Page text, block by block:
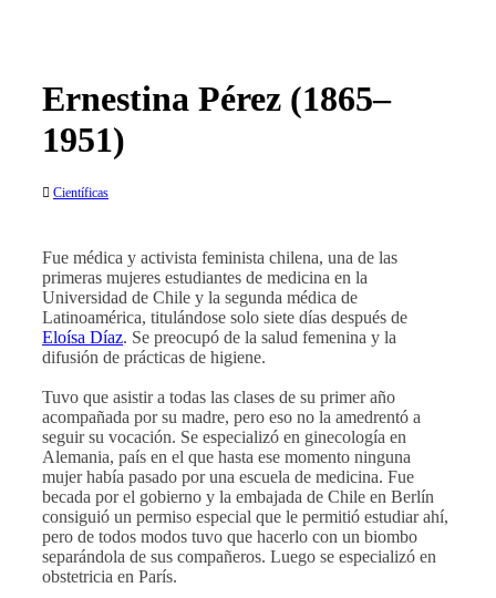
Ernestina Pérez (1865–
1951)
Científicas
Fue médica y activista feminista chilena, una de las
primeras mujeres estudiantes de medicina en la
Universidad de Chile y la segunda médica de
Latinoamérica, titulándose solo siete días después de
Eloísa Díaz. Se preocupó de la salud femenina y la
difusión de prácticas de higiene.
Tuvo que asistir a todas las clases de su primer año
acompañada por su madre, pero eso no la amedrentó a
seguir su vocación. Se especializó en ginecología en
Alemania, país en el que hasta ese momento ninguna
mujer había pasado por una escuela de medicina. Fue
becada por el gobierno y la embajada de Chile en Berlín
consiguió un permiso especial que le permitió estudiar ahí,
pero de todos modos tuvo que hacerlo con un biombo
separándola de sus compañeros. Luego se especializó en
obstetricia en París.